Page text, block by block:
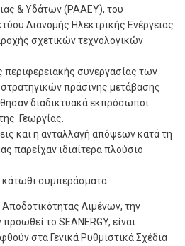
& Υδάτων (ΡΑΑΕΥ), του
Διανομής Ηλεκτρικής Ενέργειας
σχετικών τεχνολογικών
περιφερειακής συνεργασίας των
πράσινης μετάβασης
διαδικτυακά εκπρόσωποι
Γεωργίας.
και η ανταλλαγή απόψεων κατά τη
παρείχαν ιδιαίτερα πλούσιο
κάτωθι συμπεράσματα:
Αποδοτικότητας Λιμένων, την
το SEANERGY, είναι
στα Γενικά Ρυθμιστικά Σχέδια